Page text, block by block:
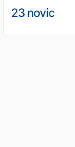
23 novic